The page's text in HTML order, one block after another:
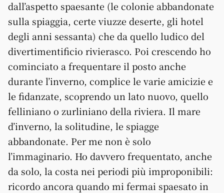
dall’aspetto spaesante (le colonie abbandonate
sulla spiaggia, certe viuzze deserte, gli hotel
degli anni sessanta) che da quello ludico del
divertimentificio rivierasco. Poi crescendo ho
cominciato a frequentare il posto anche
durante l’inverno, complice le varie amicizie e
le fidanzate, scoprendo un lato nuovo, quello
felliniano o zurliniano della riviera. Il mare
d’inverno, la solitudine, le spiagge
abbandonate. Per me non è solo
l’immaginario. Ho davvero frequentato, anche
da solo, la costa nei periodi più improponibili:
ricordo ancora quando mi fermai spaesato in